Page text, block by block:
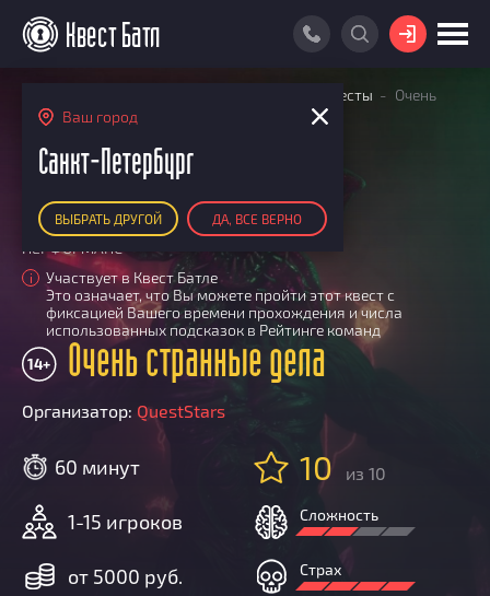
Ваш город
Санкт-Петербург
ВЫБРАТЬ ДРУГОЙ ДА, ВСЕ ВЕРНО
ВОЙТИ
РЕЙТИНГ КВЕСТОВ
КАРТА КВЕСТОВ
РЕЙТИНГ КОМАНД
Итоговый рейтинг
По количеству очков
По качеству игры
Список команд
ПОИСК КОМАНДЫ
КВЕСТ БАТЛ
Cashback
Как подсчитываются рейтинги
Новости
Партнерам
Квесты экшн-квесты
Очень
странные дела
ПЕРФОРМАНС
i
Участвует в Квест Батле
Это означает, что Вы можете пройти этот квест с
фиксацией Вашего времени прохождения и числа
использованных подсказок в Рейтинге команд
Очень странные дела
14+
Организатор: QuestStars
60 минут
1-15 игроков
от 5000 руб.
10 из 10
Сложность
Страх